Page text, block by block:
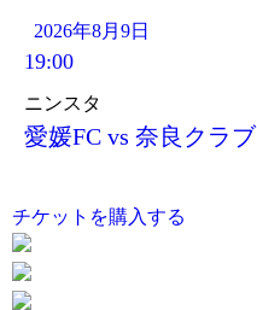
2026年8月9日
19:00
ニンスタ
愛媛FC vs 奈良クラブ
チケットを購入する